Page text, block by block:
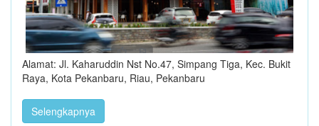
Alamat: Jl. Kaharuddin Nst No.47, Simpang Tiga, Kec. Bukit
Raya, Kota Pekanbaru, Riau, Pekanbaru
Selengkapnya